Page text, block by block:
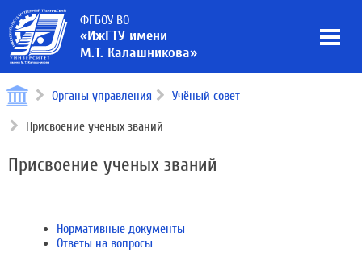
ФГБОУ ВО
«ИжГТУ имени
М.Т. Калашникова»
Органы управления Учёный совет
Присвоение ученых званий
Присвоение ученых званий
Нормативные документы
Ответы на вопросы